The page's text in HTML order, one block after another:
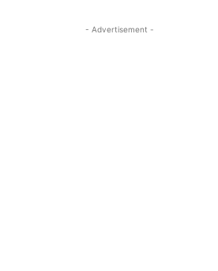
- Advertisement -